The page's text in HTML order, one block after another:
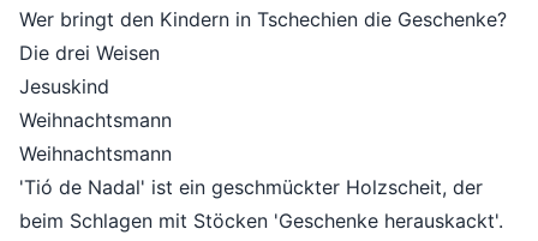
Wer bringt den Kindern in Tschechien die Geschenke?
Die drei Weisen
Jesuskind
Weihnachtsmann
Weihnachtsmann
'Tió de Nadal' ist ein geschmückter Holzscheit, der
beim Schlagen mit Stöcken 'Geschenke herauskackt'.